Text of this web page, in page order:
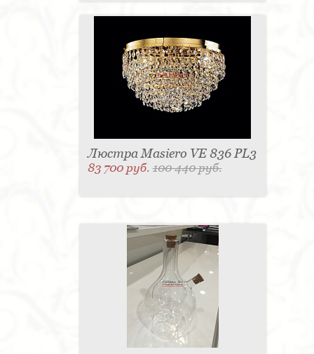
Люстра Masiero VE 836 PL3
83 700 руб.100 440 руб.